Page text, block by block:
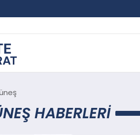
HABERLERI